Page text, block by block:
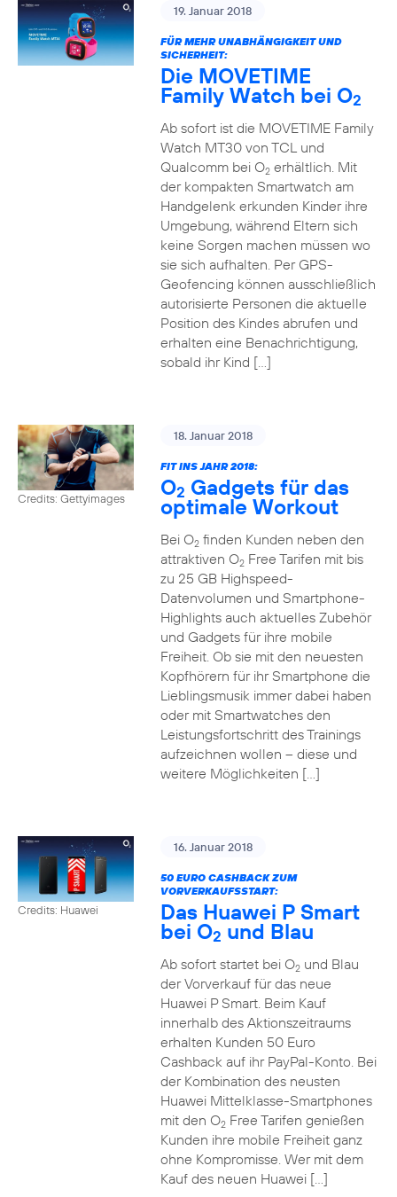
19. Januar 2018
FÜR MEHR UNABHÄNGIGKEIT UND
SICHERHEIT:
Die MOVETIME
Family Watch bei O2
Ab sofort ist die MOVETIME Family
Watch MT30 von TCL und
Qualcomm bei O2erhältlich. Mit
der kompakten Smartwatch am
Handgelenk erkunden Kinder ihre
Umgebung, während Eltern sich
keine Sorgen machen müssen wo
sie sich aufhalten. Per GPS-
Geofencing können ausschließlich
autorisierte Personen die aktuelle
Position des Kindes abrufen und
erhalten eine Benachrichtigung,
sobald ihr Kind […]
Credits: Gettyimages
18. Januar 2018
FIT INS JAHR 2018:
O2 Gadgets für das
optimale Workout
Bei O2finden Kunden neben den
attraktiven O2Free Tarifen mit bis
zu 25 GB Highspeed-
Datenvolumen und Smartphone-
Highlights auch aktuelles Zubehör
und Gadgets für ihre mobile
Freiheit. Ob sie mit den neuesten
Kopfhörern für ihr Smartphone die
Lieblingsmusik immer dabei haben
oder mit Smartwatches den
Leistungsfortschritt des Trainings
aufzeichnen wollen – diese und
weitere Möglichkeiten […]
Credits: Huawei
16. Januar 2018
50 EURO CASHBACK ZUM
VORVERKAUFSSTART:
Das Huawei P Smart
bei O2 und Blau
Ab sofort startet bei O2und Blau
der Vorverkauf für das neue
Huawei P Smart. Beim Kauf
innerhalb des Aktionszeitraums
erhalten Kunden 50 Euro
Cashback auf ihr PayPal-Konto. Bei
der Kombination des neusten
Huawei Mittelklasse-Smartphones
mit den O2Free Tarifen genießen
Kunden ihre mobile Freiheit ganz
ohne Kompromisse. Wer mit dem
Kauf des neuen Huawei […]